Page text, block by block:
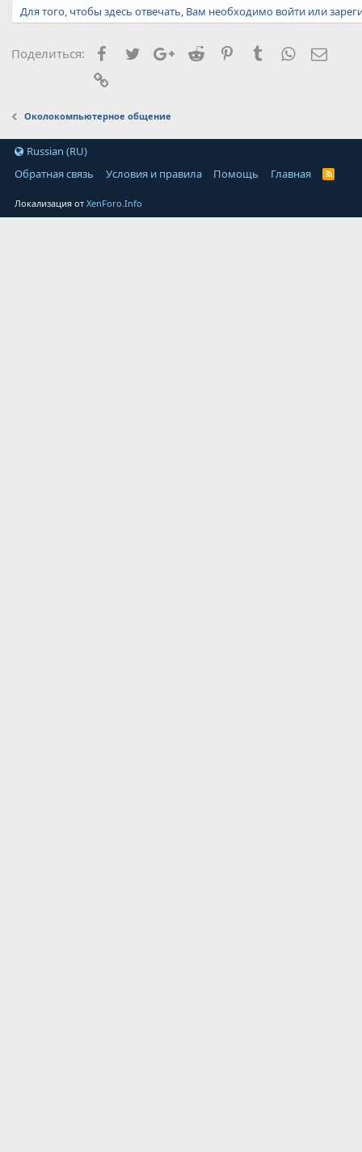
т
и
Для того, чтобы здесь отвечать, Вам необходимо войти или
Поделиться: Facebook
TwitterGoogle+
Reddit PinterestTumblrWhatsApp
Околокомпьютерное общение
Russian (RU)
Обратная связь
Условия и правила Помощь Главная
Локализация отXenForo.Info